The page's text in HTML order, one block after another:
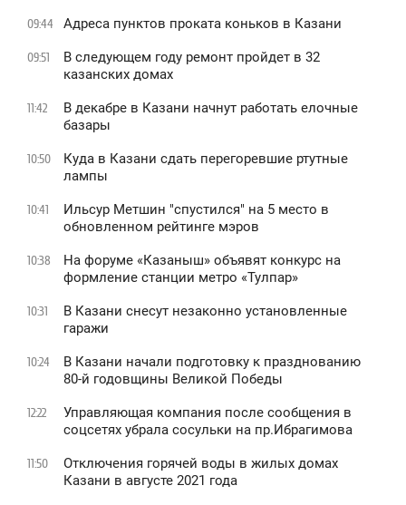
09:44 Адреса пунктов проката коньков в Казани
09:51
В следующем году ремонт пройдет в 32
казанских домах
11:42
В декабре в Казани начнут работать елочные
базары
10:50
Куда в Казани сдать перегоревшие ртутные
лампы
10:41
Ильсур Метшин "спустился" на 5 место в
обновленном рейтинге мэров
10:38
На форуме «Казаныш» объявят конкурс на
формление станции метро «Тулпар»
10:31
В Казани снесут незаконно установленные
гаражи
10:24
В Казани начали подготовку к празднованию
80-й годовщины Великой Победы
12:22
Управляющая компания после сообщения в
соцсетях убрала сосульки на пр.Ибрагимова
11:50
Отключения горячей воды в жилых домах
Казани в августе 2021 года